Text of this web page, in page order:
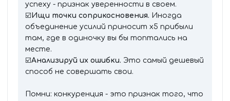
успеху - признак уверенности в своем.
☑️Ищи точки соприкосновения. Иногда
объединение усилий приносит х5 прибыли
там, где в одиночку вы бы топтались на
месте.
☑️Анализируй их ошибки. Это самый дешевый
способ не совершать свои.
Помни: конкуренция - это признак того, что